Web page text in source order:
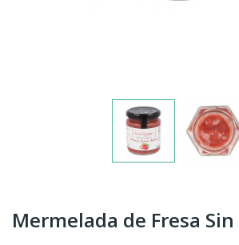
Mermelada de Fresa